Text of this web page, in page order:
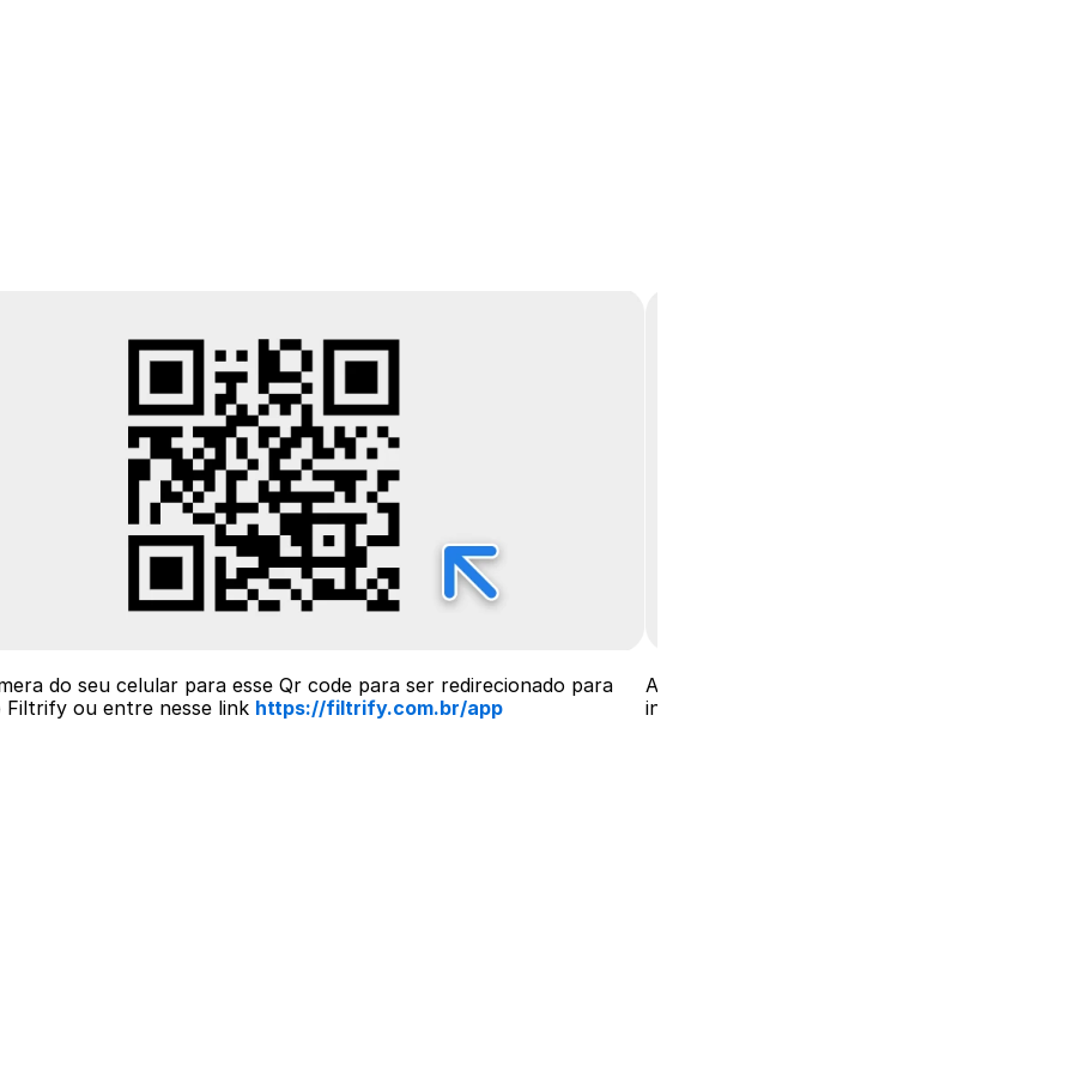
do seu celular para esse Qr code para ser redirecionado para
Filtrify ou entre nesse link https://filtrify.com.br/app
Após a parte inicial explicativa, no cadastro,
inferior ”Já tenho conta”